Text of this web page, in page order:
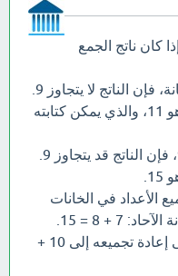
كان ناتج الجمع
على سبيل المثال، ناتج جمع 5 و 6 هو 11، والذي يمكن كتابته
الأعداد في الخانات
7 + 8 = 15.
بما أن 15 أكبر من 9، فإننا نحتاج إلى إعادة تجميعه إلى 10 +